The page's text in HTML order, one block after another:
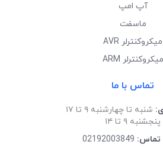
آپ امپ
ماسفت
میکروکنترلر AVR
میکروکنترلر ARM
تماس با ما
شنبه تا چهارشنبه ۹ تا ۱۷
پنجشنبه ۹ تا ۱۴
تماس: 02192003849